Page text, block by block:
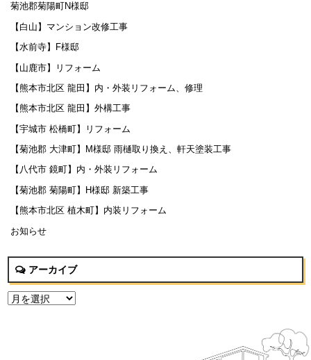
菊池郡菊陽町N様邸
【白山】マンション改修工事
【水前寺】F様邸
【山鹿市】リフォーム
【熊本市北区 龍田】内・外装リフォーム、修理
【熊本市北区 龍田】外構工事
【宇城市 松橋町】リフォーム
【菊池郡 大津町】M様邸 雨樋取り換え、軒天塗装工事
【八代市 鏡町】内・外装リフォーム
【菊池郡 菊陽町】H様邸 新築工事
【熊本市北区 植木町】内装リフォーム
お知らせ
アーカイブ